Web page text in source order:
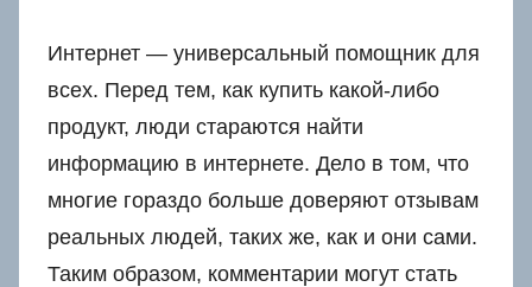
Интернет — универсальный помощник для
всех. Перед тем, как купить какой-либо
продукт, люди стараются найти
информацию в интернете. Дело в том, что
многие гораздо больше доверяют отзывам
реальных людей, таких же, как и они сами.
Таким образом, комментарии могут стать